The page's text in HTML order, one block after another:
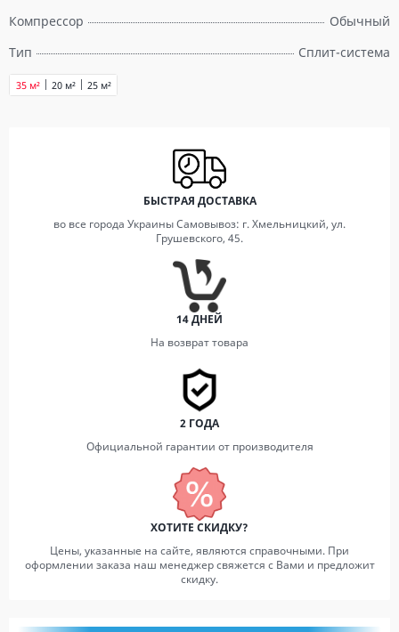
Компрессор
Обычный
Тип
Сплит-система
20 м² 25 м²
35 м²
БЫСТРАЯ ДОСТАВКА
во все города Украины Самовывоз: г. Хмельницкий, ул.
Грушевского, 45.
14 ДНЕЙ
На возврат товара
2 ГОДА
Официальной гарантии от производителя
ХОТИТЕ СКИДКУ?
Цены, указанные на сайте, являются справочными. При
оформлении заказа наш менеджер свяжется с Вами и предложит
скидку.